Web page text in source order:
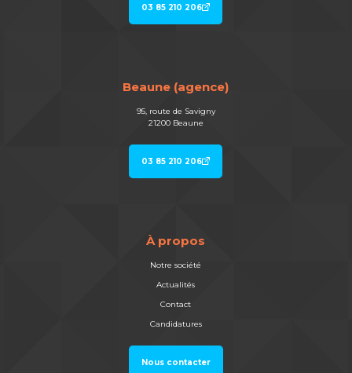
03 85 210 206
Beaune (agence)
95, route de Savigny
21200 Beaune
03 85 210 206
À propos
Notre société
Actualités
Contact
Candidatures
Nous contacter